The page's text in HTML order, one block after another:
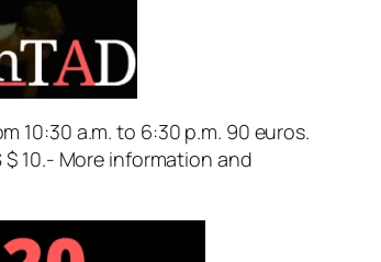
10:30 a.m. to 6:30 p.m. 90 euros.
$ 10.- More information and